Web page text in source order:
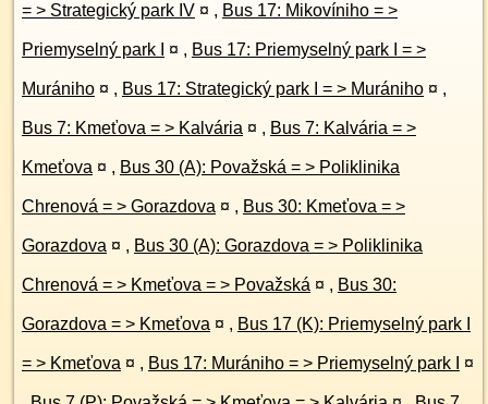
= > Strategický park IV ¤ , Bus 17: Mikovíniho = >
Priemyselný park I ¤ , Bus 17: Priemyselný park I = >
Murániho ¤ , Bus 17: Strategický park I = > Murániho ¤ ,
Bus 7: Kmeťova = > Kalvária ¤ , Bus 7: Kalvária = >
Kmeťova ¤ , Bus 30 (A): Považská = > Poliklinika
Chrenová = > Gorazdova ¤ , Bus 30: Kmeťova = >
Gorazdova ¤ , Bus 30 (A): Gorazdova = > Poliklinika
Chrenová = > Kmeťova = > Považská ¤ , Bus 30:
Gorazdova = > Kmeťova ¤ , Bus 17 (K): Priemyselný park I
= > Kmeťova ¤ , Bus 17: Murániho = > Priemyselný park I ¤